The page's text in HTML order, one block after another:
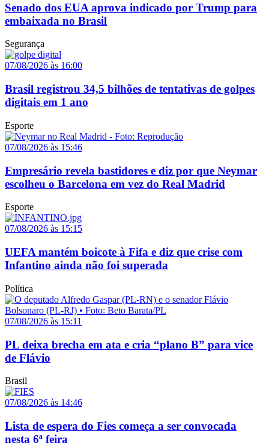
Senado dos EUA aprova indicado por Trump para
embaixada no Brasil
Segurança
07/08/2026 às 16:00
Brasil registrou 34,5 bilhões de tentativas de golpes
digitais em 1 ano
Esporte
07/08/2026 às 15:46
Empresário revela bastidores e diz por que Neymar
escolheu o Barcelona em vez do Real Madrid
Esporte
07/08/2026 às 15:15
UEFA mantém boicote à Fifa e diz que crise com
Infantino ainda não foi superada
Política
07/08/2026 às 15:11
PL deixa brecha em ata e cria “plano B” para vice
de Flávio
Brasil
07/08/2026 às 14:46
Lista de espera do Fies começa a ser convocada
nesta 6ª feira